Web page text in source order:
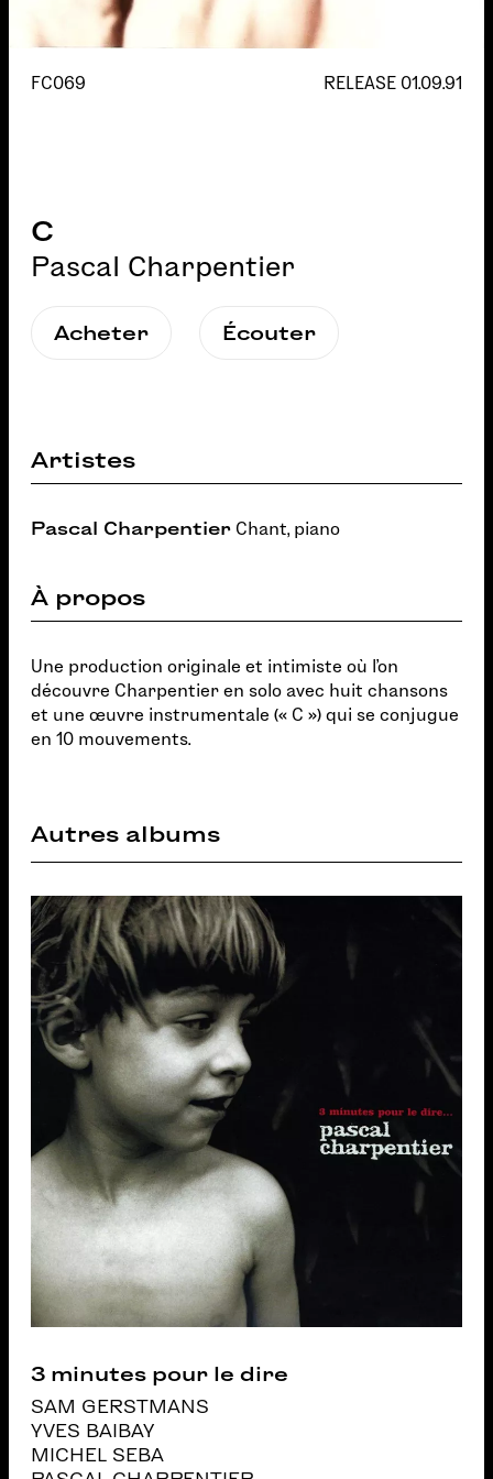
FC069 RELEASE 01.09.91
C
Pascal Charpentier
Acheter Écouter
Artistes
Pascal Charpentier Chant, piano
À propos
Une production originale et intimiste où l’on
découvre Charpentier en solo avec huit chansons
et une œuvre instrumentale (« C ») qui se conjugue
en 10 mouvements.
Autres albums
3 minutes pour le dire
SAM GERSTMANS
YVES BAIBAY
MICHEL SEBA